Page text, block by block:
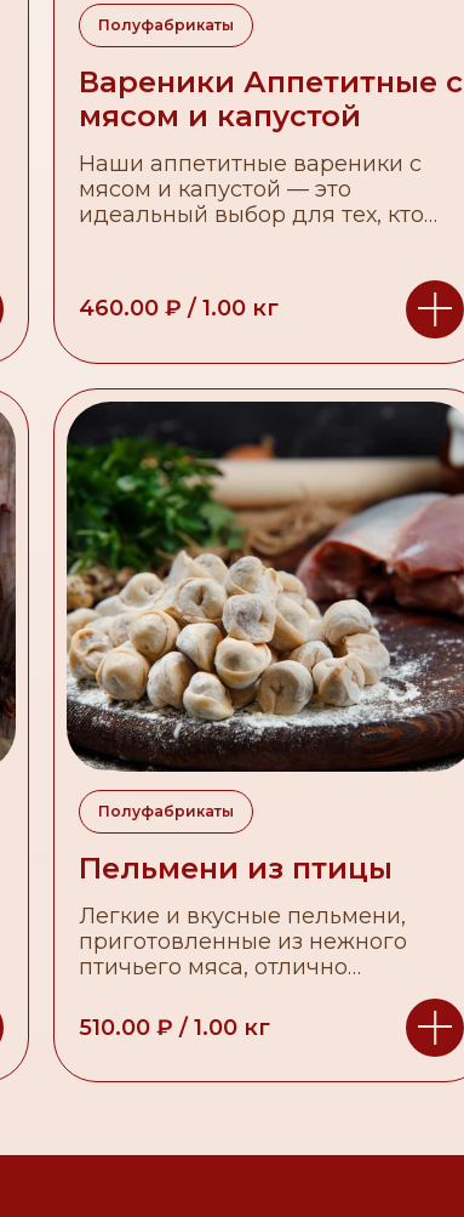
Полуфабрикаты
Вареники Аппетитные с
мясом и капустой
Наши аппетитные вареники с
мясом и капустой — это
идеальный выбор для тех, кто
460.00 ₽ / 1.00 кг
Полуфабрикаты
Пельмени из птицы
Легкие и вкусные пельмени,
приготовленные из нежного
птичьего мяса, отлично
соусами и приправами.
510.00 ₽ / 1.00 кг